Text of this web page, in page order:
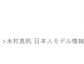
木村真帆 日本人モデル情報